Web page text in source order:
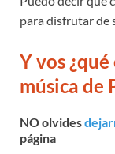
para disfrutar de
Y vos
música de
NO olvides
página